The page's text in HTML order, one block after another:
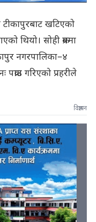
टीकापुरबाट खटिएको
थियो। सोही क्रममा
नगरपालिका–४
गरिएको प्रहरीले
विज्ञापन